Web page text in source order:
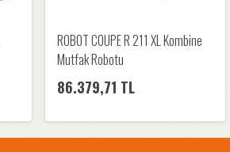
ROBOT COUPE R 211 XL Kombine
Mutfak Robotu
86.379,71 TL